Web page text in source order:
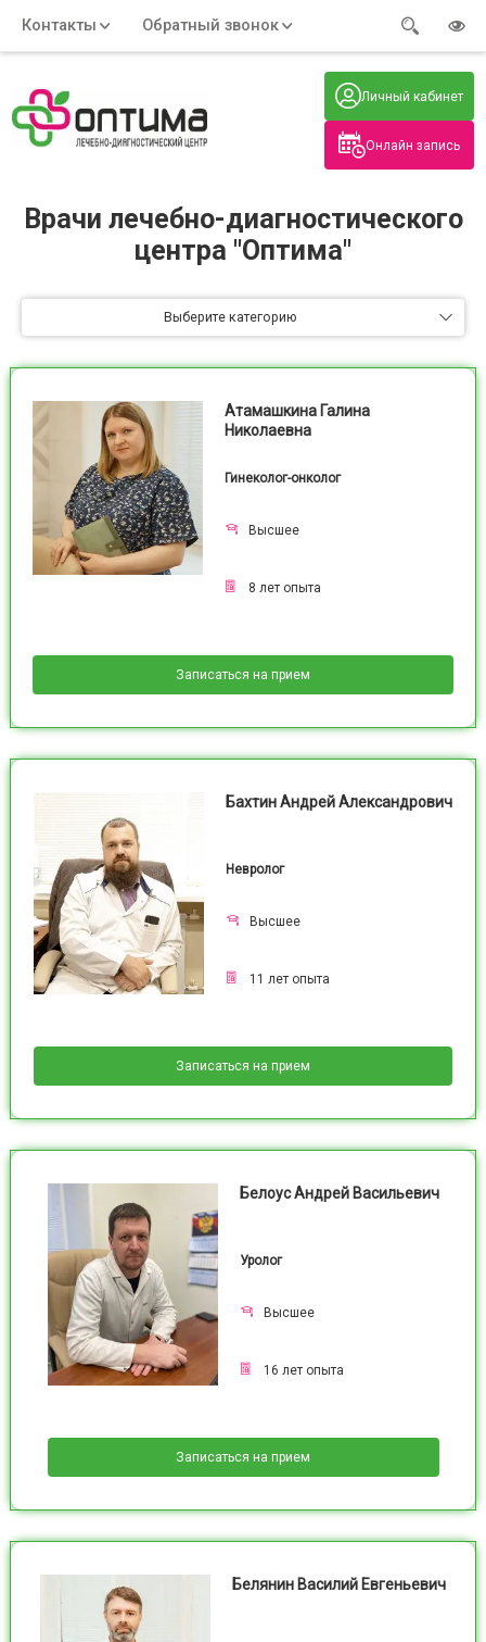
Онлайн запись
Личный кабинет
Контакты
Обратный звонок
Адрес:
Часы работы: Телефон:
+7 (914) 579-77-99
Нажмите на номер, чтобы
позвонить
Врачи лечебно-диагностического
центра "Оптима"
Выберите категорию
Атамашкина Галина
Николаевна
Гинеколог-онколог
Высшее
8 лет опыта
Записаться на прием
Бахтин Андрей Александрович
Невролог
Высшее
11 лет опыта
Записаться на прием
Белоус Андрей Васильевич
Уролог
Высшее
16 лет опыта
Записаться на прием
Белянин Василий Евгеньевич